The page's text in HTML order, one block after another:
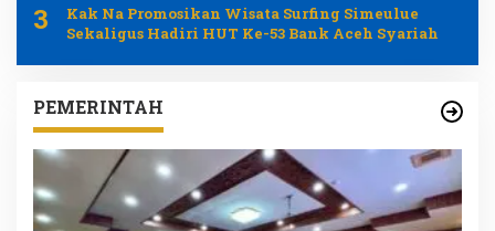
3
Kak Na Promosikan Wisata Surfing Simeulue
Sekaligus Hadiri HUT Ke-53 Bank Aceh Syariah
PEMERINTAH